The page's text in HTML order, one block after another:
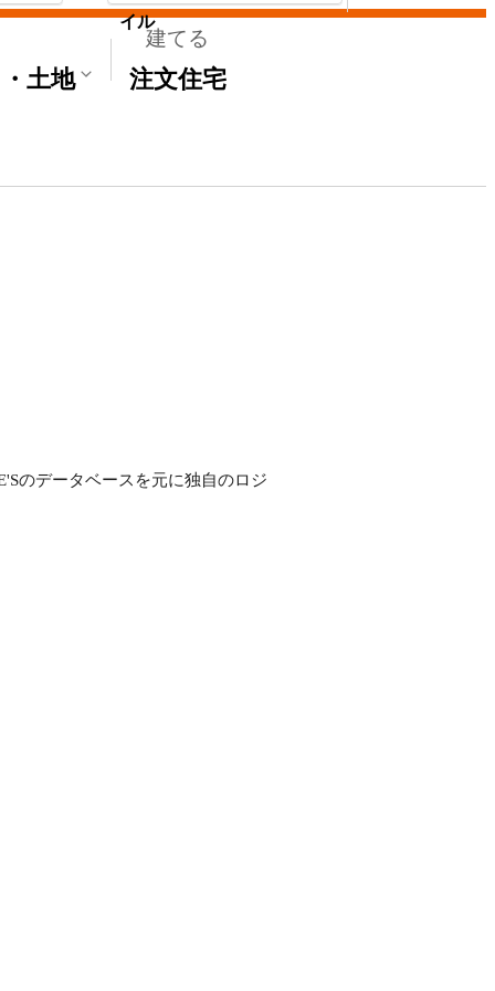
土地
建てる
注文住宅
イル
のデータベースを元に独自のロジ